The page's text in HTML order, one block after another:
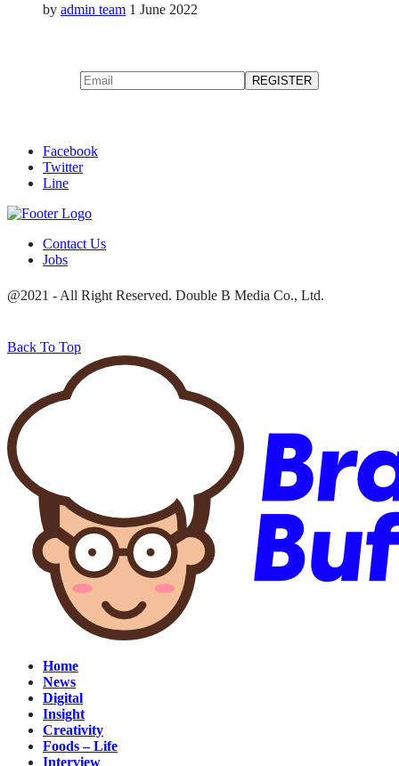
by admin team 1 June 2022
Facebook
Twitter
Line
Contact Us
Jobs
@2021 - All Right Reserved. Double B Media Co., Ltd.
Back To Top
Home
News
Digital
Insight
Creativity
Foods – Life
Interview